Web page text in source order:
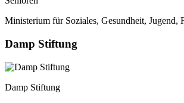
Ministerium für Soziales, Gesundheit, Jugend,
Damp Stiftung
Damp Stiftung